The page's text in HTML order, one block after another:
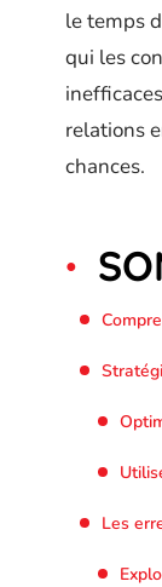
le temps
qui les
relations
chances.
Les